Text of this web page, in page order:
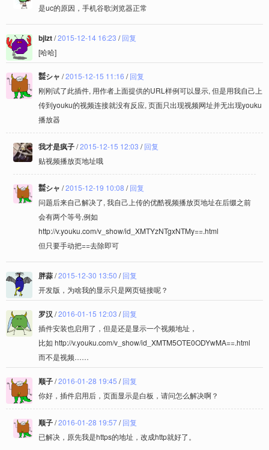
是uc的原因，手机谷歌浏览器正常
bjlzt/2015-12-14 16:23 /回复
[哈哈]
㍿シャ /2015-12-15 11:16 /回复
刚刚试了此插件, 用作者上面提供的URL样例可以显示, 但是用我自己上
传到youku的视频连接就没有反应, 页面只出现视频网址并无出现youku
播放器
我才是疯子/2015-12-15 12:03 /回复
贴视频播放页地址哦
㍿シャ /2015-12-19 10:08 /回复
问题后来自己解决了, 我自己上传的优酷视频播放页地址在后缀之前
会有两个等号,例如
http://v.youku.com/v_show/id_XMTYzNTgxNTMy==.html
但只要手动把==去除即可
胖蒜/2015-12-30 13:50 /回复
开发版，为啥我的显示只是网页链接呢？
罗汉 /2016-01-15 12:03 /回复
插件安装也启用了，但是还是显示一个视频地址，
比如 http://v.youku.com/v_show/id_XMTM5OTE0ODYwMA==.html
而不是视频……
顺子/2016-01-28 19:45 /回复
你好，插件启用后，页面显示是白板，请问怎么解决啊？
顺子/2016-01-28 19:57/回复
已解决，原先我是https的地址，改成http就好了。